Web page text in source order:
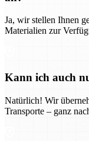
Ja, wir stellen Ihnen
Materialien zur
Kann ich auch
Natürlich! Wir
Transporte – ganz